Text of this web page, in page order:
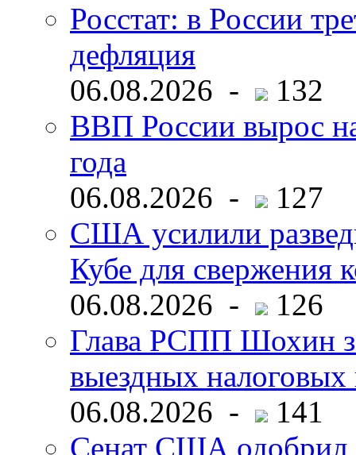
Росстат: в России
дефляция
06.08.2026 -
132
ВВП России вырос
года
06.08.2026 -
127
США усилили
Кубе для свержения
06.08.2026 -
126
Глава РСПП Шохин
выездных налоговых
06.08.2026 -
141
Сенат США одобрил